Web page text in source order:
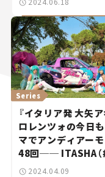
『イタリア発 大矢
ロレンツォの今日
マでアンディアーモ
48回── ITASHA（
車）は僕の人生を変え
Series
2024.04.09